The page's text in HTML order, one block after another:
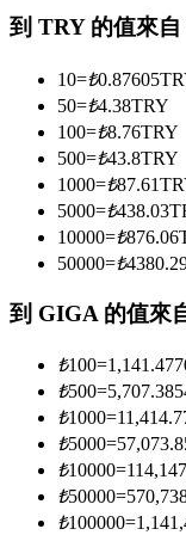
成為跟單交易員
坐享盈利分成
合約資訊
包含交易情況
到 TRY 的值來
10=₺0.87605
50=₺4.38TRY
100=₺8.76TRY
500=₺43.8TRY
1000=₺87.61
5000=₺438.03
10000=₺876.06
50000=₺
到 GIGA 的值來
₺100=
₺500=
₺1000=
₺5000=
₺10000=
₺50000=
₺100000=